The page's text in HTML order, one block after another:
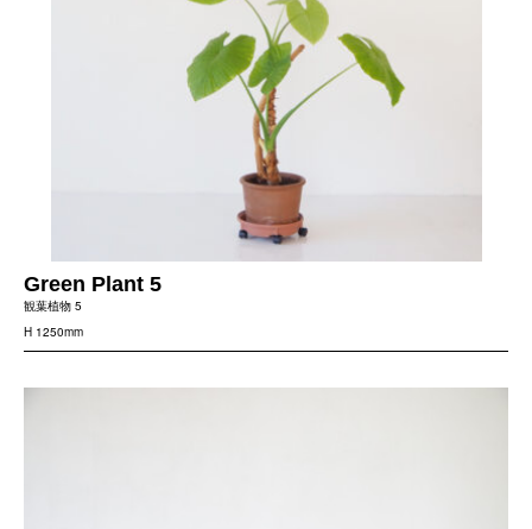
Green Plant 5
観葉植物 5
H 1250mm